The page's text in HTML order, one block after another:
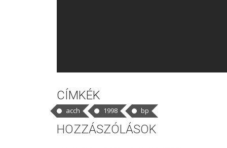
CÍMKÉK
acch 1998 bp
HOZZÁSZÓLÁSOK